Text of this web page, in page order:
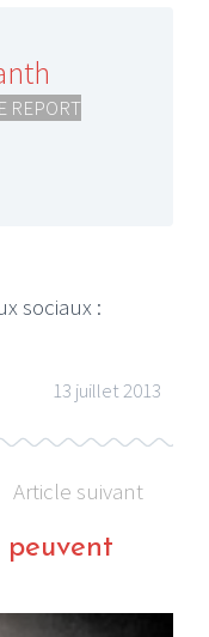
REPORT
sociaux :
13 juillet 2013
Article suivant